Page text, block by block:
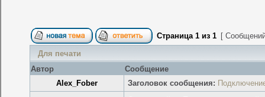
Страница1 из1 [
Для печати
Автор
Сообщение
Alex_Fober
Заголовок сообщения: